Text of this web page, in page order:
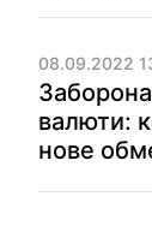
08.09.2022
валюти:
нове